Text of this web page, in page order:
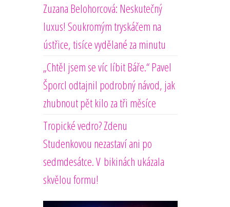
Zuzana Belohorcová: Neskutečný
luxus! Soukromým tryskáčem na
ústřice, tisíce vydělané za minutu
„Chtěl jsem se víc líbit Báře.“ Pavel
Šporcl odtajnil podrobný návod, jak
zhubnout pět kilo za tři měsíce
Tropické vedro? Zdenu
Studenkovou nezastaví ani po
sedmdesátce. V bikinách ukázala
skvělou formu!